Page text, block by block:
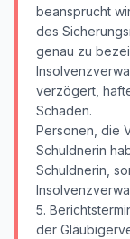
beansprucht
des
genau zu
verzögert,
Schaden.
Personen, die
Schuldnerin
Schuldnerin,
5.
der